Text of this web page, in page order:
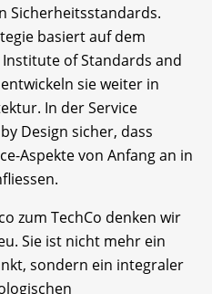
Sicherheitsstandards.
basiert auf dem
of Standards and
sie weiter in
In der Service
Design sicher, dass
Aspekte von Anfang an in
zum TechCo denken wir
Sie ist nicht mehr ein
sondern ein integraler